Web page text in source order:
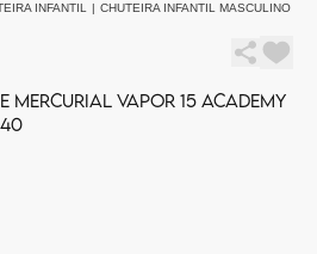
INFANTIL | CHUTEIRA INFANTIL MASCULINO
MERCURIAL VAPOR 15 ACADEMY